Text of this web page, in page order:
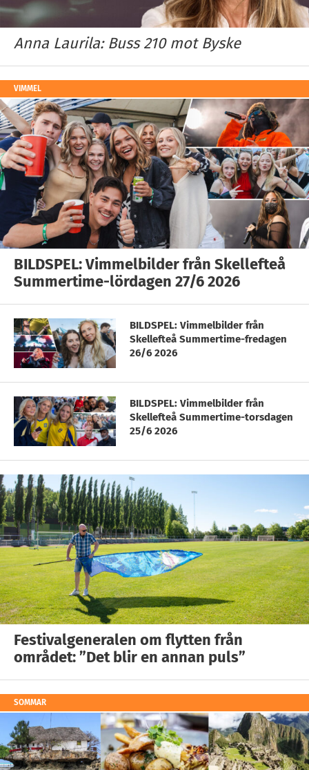
Anna Laurila: Buss 210 mot Byske
VIMMEL
BILDSPEL: Vimmelbilder från Skellefteå
Summertime-lördagen 27/6 2026
BILDSPEL: Vimmelbilder från
Skellefteå Summertime-fredagen
26/6 2026
BILDSPEL: Vimmelbilder från
Skellefteå Summertime-torsdagen
25/6 2026
Festivalgeneralen om flytten från
området: ”Det blir en annan puls”
SOMMAR